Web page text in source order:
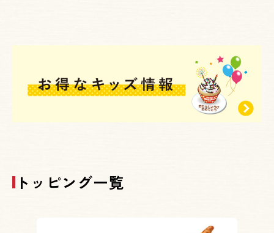
トッピング一覧